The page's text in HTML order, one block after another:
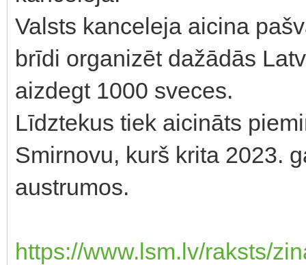
Valsts kanceleja aicina
brīdi organizēt dažādās
aizdegt 1000 sveces.
Līdztekus tiek aicināts
Smirnovu, kurš krita 2023.
austrumos.
https://www.lsm.lv/raksts/